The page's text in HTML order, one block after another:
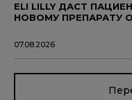
ELI LILLY ДАСТ
НОВОМУ ПРЕПАРАТУ
07.08.2026